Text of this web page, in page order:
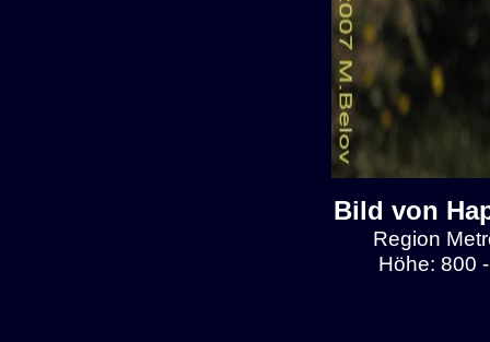
Bild von
Region
Höhe: 800